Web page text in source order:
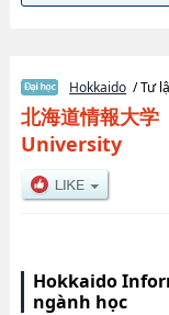
Hokkaido / Tư
北海道情報大学
University
Hokkaido
ngành học